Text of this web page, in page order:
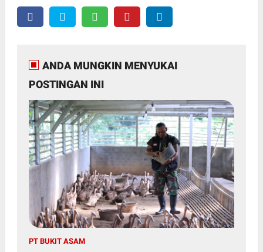
ANDA MUNGKIN MENYUKAI
POSTINGAN INI
PT BUKIT ASAM